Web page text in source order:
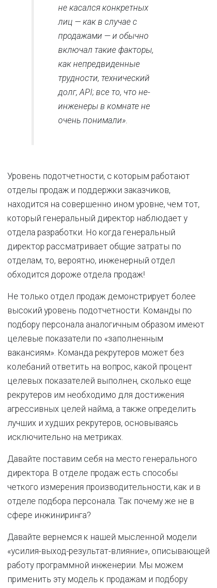
не касался конкретных
лиц — как в случае с
продажами — и обычно
включал такие факторы,
как непредвиденные
трудности, технический
долг, API; все то, что не-
инженеры в комнате не
очень понимали».
Уровень подотчетности, с которым работают
отделы продаж и поддержки заказчиков,
находится на совершенно ином уровне, чем тот,
который генеральный директор наблюдает у
отдела разработки. Но когда генеральный
директор рассматривает общие затраты по
отделам, то, вероятно, инженерный отдел
обходится дороже отдела продаж!
Не только отдел продаж демонстрирует более
высокий уровень подотчетности. Команды по
подбору персонала аналогичным образом имеют
целевые показатели по «заполненным
вакансиям». Команда рекрутеров может без
колебаний ответить на вопрос, какой процент
целевых показателей выполнен, сколько еще
рекрутеров им необходимо для достижения
агрессивных целей найма, а также определить
лучших и худших рекрутеров, основываясь
исключительно на метриках.
Давайте поставим себя на место генерального
директора. В отделе продаж есть способы
четкого измерения производительности, как и в
отделе подбора персонала. Так почему же не в
сфере инжиниринга?
Давайте вернемся к нашей мысленной модели
«усилия-выход-результат-влияние», описывающей
работу программной инженерии. Мы можем
применить эту модель к продажам и подбору